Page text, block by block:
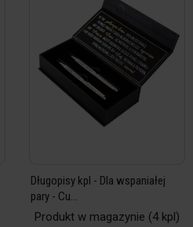
Długopisy kpl - Dla wspaniałej
pary - Cu...
Produkt w magazynie (4 kpl)